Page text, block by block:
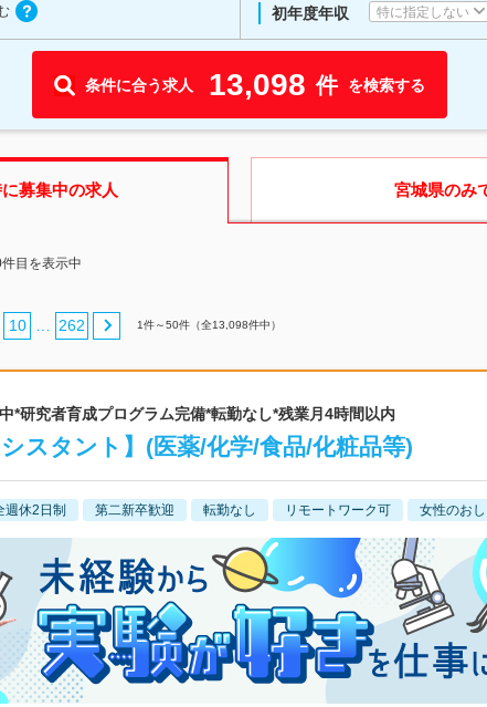
初年度年収 特に指定しない
条件に合う求人 13,098 件 を検索する
募集中の求人 宮城県のみ
目を表示中
10 … 262 1件～50件（全13,098件中）
研究者育成プログラム完備*転勤なし*残業月4時間以内
スタント】(医薬/化学/食品/化粧品等)
週休2日制 第二新卒歓迎 転勤なし リモートワーク可 女性のお